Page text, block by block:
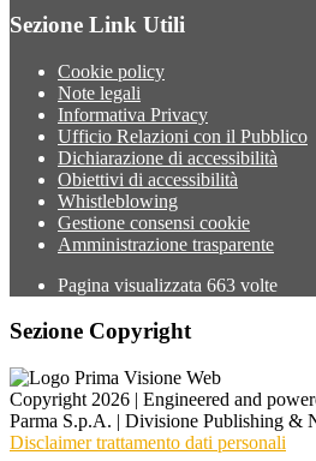
Sezione Link Utili
Cookie policy
Note legali
Informativa Privacy
Ufficio Relazioni con il Pubblico
Dichiarazione di accessibilità
Obiettivi di accessibilità
Whistleblowing
Gestione consensi cookie
Amministrazione trasparente
Pagina visualizzata 663 volte
Sezione Copyright
Copyright 2026 | Engineered and
Parma S.p.A. | Divisione Publishing &
Disclaimer trattamento dati personali